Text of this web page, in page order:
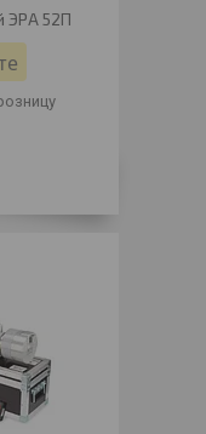
ЭРА 52П